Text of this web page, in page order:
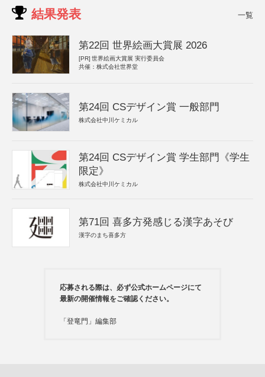
結果発表 一覧
第22回 世界絵画大賞展 2026
[PR] 世界絵画大賞展 実行委員会
共催：株式会社世界堂
第24回 CSデザイン賞 一般部門
株式会社中川ケミカル
第24回 CSデザイン賞 学生部門《学生
限定》
株式会社中川ケミカル
第71回 喜多方発感じる漢字あそび
漢字のまち喜多方
応募される際は、必ず公式ホームページにて
最新の開催情報をご確認ください。
「登竜門」編集部